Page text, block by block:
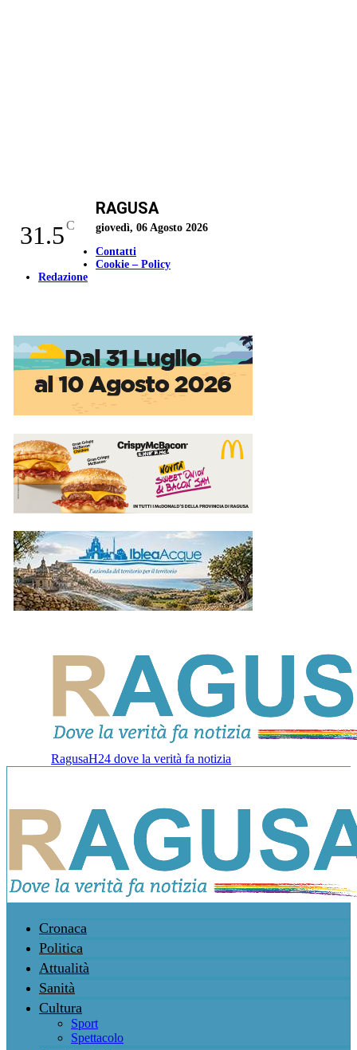
31.5C
RAGUSA
giovedì, 06 Agosto 2026
Contatti
Cookie – Policy
Redazione
RagusaH24 dove la verità fa notizia
Cronaca
Politica
Attualità
Sanità
Cultura
Sport
Spettacolo